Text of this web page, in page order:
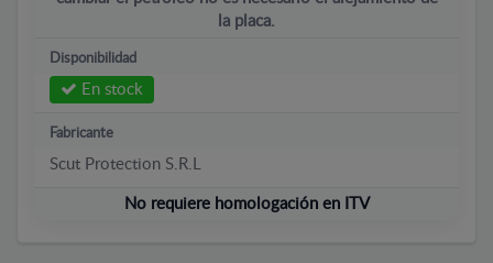
la placa.
Disponibilidad
En stock
Fabricante
Scut Protection S.R.L
No requiere homologación en ITV